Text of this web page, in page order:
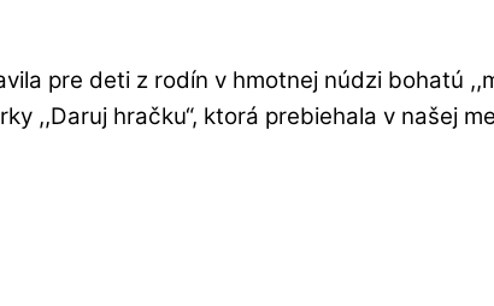
pre deti z rodín v hmotnej núdzi bohatú
,,Daruj hračku“, ktorá prebiehala v našej